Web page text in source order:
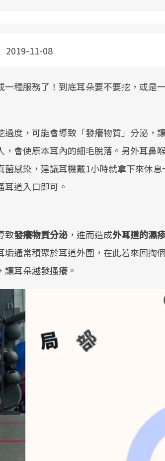
2019-11-08
種服務了！到底耳朵要不要挖，或是
度，可能會導致「發癢物質」分泌，
會使原本耳內的細毛脫落。另外耳鼻
感染，建議耳機戴1小時就拿下來休息
道入口即可。
致發癢物質分泌 ，進而造成外耳道的濕
通常積聚於耳道外圍，在此若來回掏
耳朵越發搔癢。
全面啟動你的健康革命！
前往專題
建立對亞健康的認知，進
前往專題
化，知道該如何照顧自己
前往專題
康促進為目的，深耕健康
前往專題